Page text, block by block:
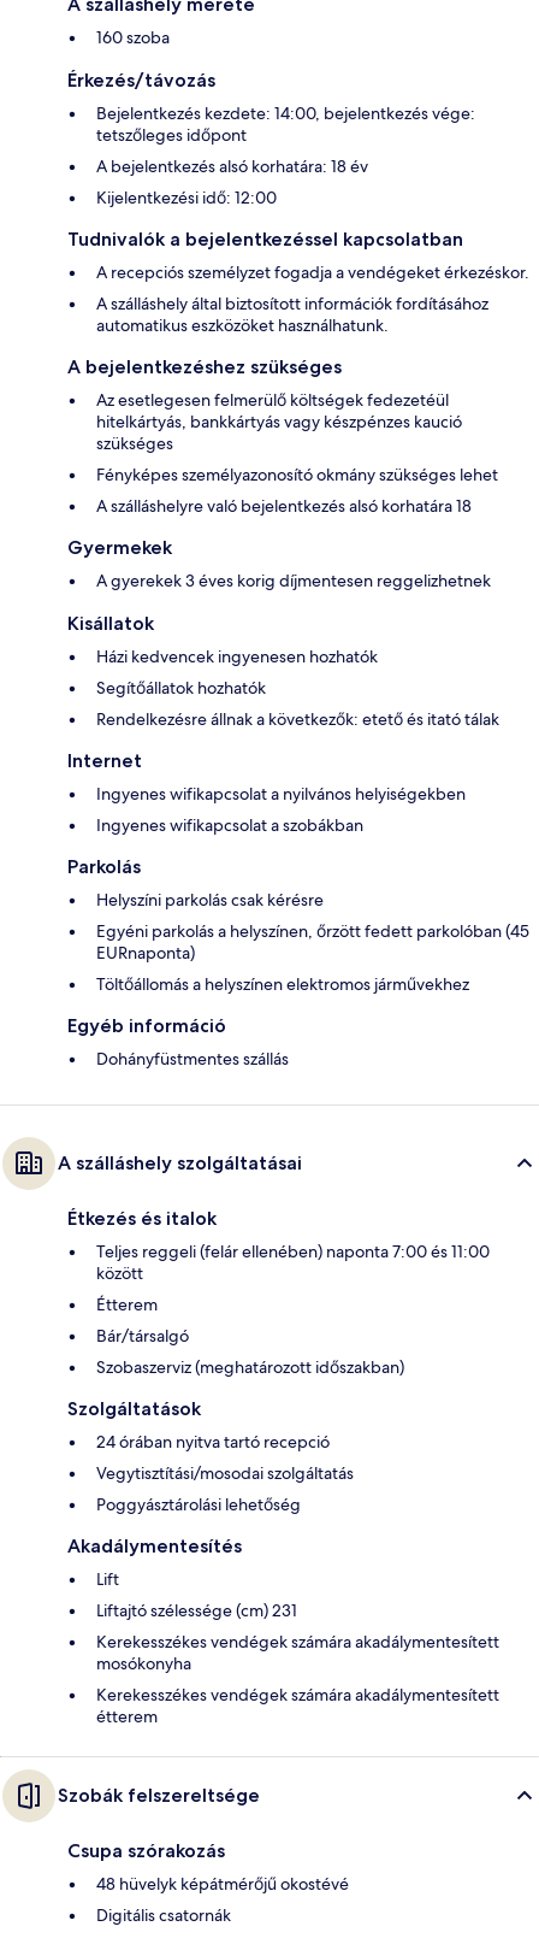
160 szoba
Érkezés/távozás
Bejelentkezés kezdete: 14:00, bejelentkezés vége:
tetszőleges időpont
A bejelentkezés alsó korhatára: 18 év
Kijelentkezési idő: 12:00
Tudnivalók a bejelentkezéssel kapcsolatban
A recepciós személyzet fogadja a vendégeket érkezéskor.
A szálláshely által biztosított információk fordításához
automatikus eszközöket használhatunk.
A bejelentkezéshez szükséges
Az esetlegesen felmerülő költségek fedezetéül
hitelkártyás, bankkártyás vagy készpénzes kaució
szükséges
Fényképes személyazonosító okmány szükséges lehet
A szálláshelyre való bejelentkezés alsó korhatára 18
Gyermekek
A gyerekek 3 éves korig díjmentesen reggelizhetnek
Kisállatok
Házi kedvencek ingyenesen hozhatók
Segítőállatok hozhatók
Rendelkezésre állnak a következők: etető és itató tálak
Internet
Ingyenes wifikapcsolat a nyilvános helyiségekben
Ingyenes wifikapcsolat a szobákban
Parkolás
Helyszíni parkolás csak kérésre
Egyéni parkolás a helyszínen, őrzött fedett parkolóban (45
EURnaponta)
Töltőállomás a helyszínen elektromos járművekhez
Egyéb információ
Dohányfüstmentes szállás
A szálláshely szolgáltatásai
Étkezés és italok
Teljes reggeli (felár ellenében) naponta 7:00 és 11:00
között
Étterem
Bár/társalgó
Szobaszerviz (meghatározott időszakban)
Szolgáltatások
24 órában nyitva tartó recepció
Vegytisztítási/mosodai szolgáltatás
Poggyásztárolási lehetőség
Akadálymentesítés
Lift
Liftajtó szélessége (cm) 231
Kerekesszékes vendégek számára akadálymentesített
mosókonyha
Kerekesszékes vendégek számára akadálymentesített
étterem
Szobák felszereltsége
Csupa szórakozás
48 hüvelyk képátmérőjű okostévé
Digitális csatornák